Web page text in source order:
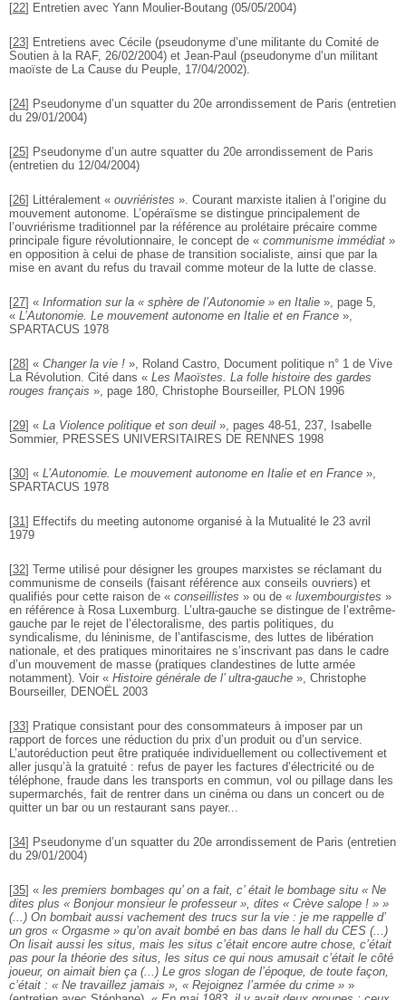
[22] Entretien avec Yann Moulier-Boutang (05/05/2004)
[23] Entretiens avec Cécile (pseudonyme d’une militante du Comité de
Soutien à la RAF, 26/02/2004) et Jean-Paul (pseudonyme d’un militant
maoïste de La Cause du Peuple, 17/04/2002).
[24] Pseudonyme d’un squatter du 20e arrondissement de Paris (entretien
du 29/01/2004)
[25] Pseudonyme d’un autre squatter du 20e arrondissement de Paris
(entretien du 12/04/2004)
[26] Littéralement « ouvriéristes ». Courant marxiste italien à l’origine du
mouvement autonome. L’opéraïsme se distingue principalement de
l’ouvriérisme traditionnel par la référence au prolétaire précaire comme
principale figure révolutionnaire, le concept de « communisme immédiat »
en opposition à celui de phase de transition socialiste, ainsi que par la
mise en avant du refus du travail comme moteur de la lutte de classe.
[27] « Information sur la « sphère de l’Autonomie » en Italie », page 5,
« L’Autonomie. Le mouvement autonome en Italie et en France »,
SPARTACUS 1978
[28] « Changer la vie ! », Roland Castro, Document politique n° 1 de Vive
La Révolution. Cité dans « Les Maoïstes. La folle histoire des gardes
rouges français », page 180, Christophe Bourseiller, PLON 1996
[29] « La Violence politique et son deuil », pages 48-51, 237, Isabelle
Sommier, PRESSES UNIVERSITAIRES DE RENNES 1998
[30] « L’Autonomie. Le mouvement autonome en Italie et en France »,
SPARTACUS 1978
[31] Effectifs du meeting autonome organisé à la Mutualité le 23 avril
1979
[32] Terme utilisé pour désigner les groupes marxistes se réclamant du
communisme de conseils (faisant référence aux conseils ouvriers) et
qualifiés pour cette raison de « conseillistes » ou de « luxembourgistes »
en référence à Rosa Luxemburg. L’ultra-gauche se distingue de l’extrême-
gauche par le rejet de l’électoralisme, des partis politiques, du
syndicalisme, du léninisme, de l’antifascisme, des luttes de libération
nationale, et des pratiques minoritaires ne s’inscrivant pas dans le cadre
d’un mouvement de masse (pratiques clandestines de lutte armée
notamment). Voir « Histoire générale de l’ ultra-gauche », Christophe
Bourseiller, DENOËL 2003
[33] Pratique consistant pour des consommateurs à imposer par un
rapport de forces une réduction du prix d’un produit ou d’un service.
L’autoréduction peut être pratiquée individuellement ou collectivement et
aller jusqu’à la gratuité : refus de payer les factures d’électricité ou de
téléphone, fraude dans les transports en commun, vol ou pillage dans les
supermarchés, fait de rentrer dans un cinéma ou dans un concert ou de
quitter un bar ou un restaurant sans payer...
[34] Pseudonyme d’un squatter du 20e arrondissement de Paris (entretien
du 29/01/2004)
[35] « les premiers bombages qu’ on a fait, c’ était le bombage situ « Ne
dites plus « Bonjour monsieur le professeur », dites « Crève salope ! » »
(...) On bombait aussi vachement des trucs sur la vie : je me rappelle d’
un gros « Orgasme » qu’on avait bombé en bas dans le hall du CES (...)
On lisait aussi les situs, mais les situs c’était encore autre chose, c’était
pas pour la théorie des situs, les situs ce qui nous amusait c’était le côté
joueur, on aimait bien ça (...) Le gros slogan de l’époque, de toute façon,
c’était : « Ne travaillez jamais », « Rejoignez l’armée du crime » »